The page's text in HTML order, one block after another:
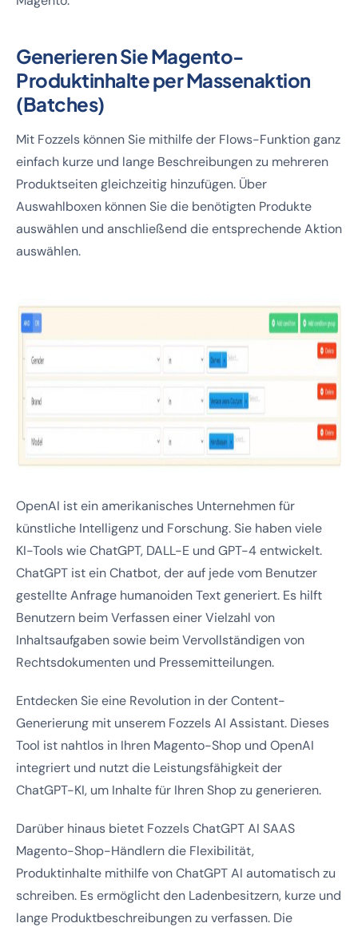
Generieren Sie Magento-
Produktinhalte per Massenaktion
(Batches)
Mit Fozzels können Sie mithilfe der Flows-Funktion ganz
einfach kurze und lange Beschreibungen zu mehreren
Produktseiten gleichzeitig hinzufügen. Über
Auswahlboxen können Sie die benötigten Produkte
auswählen und anschließend die entsprechende Aktion
auswählen.
OpenAI ist ein amerikanisches Unternehmen für
künstliche Intelligenz und Forschung. Sie haben viele
KI-Tools wie ChatGPT, DALL-E und GPT-4 entwickelt.
ChatGPT ist ein Chatbot, der auf jede vom Benutzer
gestellte Anfrage humanoiden Text generiert. Es hilft
Benutzern beim Verfassen einer Vielzahl von
Inhaltsaufgaben sowie beim Vervollständigen von
Rechtsdokumenten und Pressemitteilungen.
Entdecken Sie eine Revolution in der Content-
Generierung mit unserem Fozzels AI Assistant. Dieses
Tool ist nahtlos in Ihren Magento-Shop und OpenAI
integriert und nutzt die Leistungsfähigkeit der
ChatGPT-KI, um Inhalte für Ihren Shop zu generieren.
Darüber hinaus bietet Fozzels ChatGPT AI SAAS
Magento-Shop-Händlern die Flexibilität,
Produktinhalte mithilfe von ChatGPT AI automatisch zu
schreiben. Es ermöglicht den Ladenbesitzern, kurze und
lange Produktbeschreibungen zu verfassen. Die